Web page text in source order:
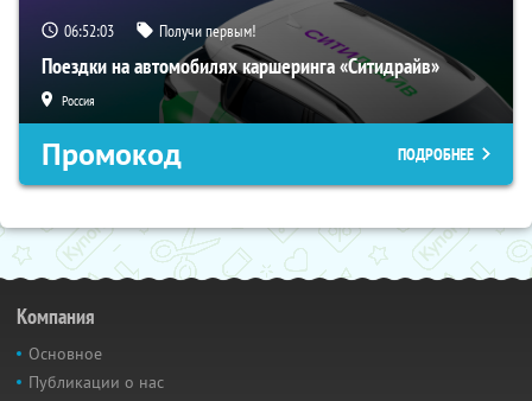
06:52:03 Получи первым!
Поездки на автомобилях каршеринга «Ситидрайв»
Россия
Промокод ПОДРОБНЕЕ
Компания
Основное
Публикации о нас